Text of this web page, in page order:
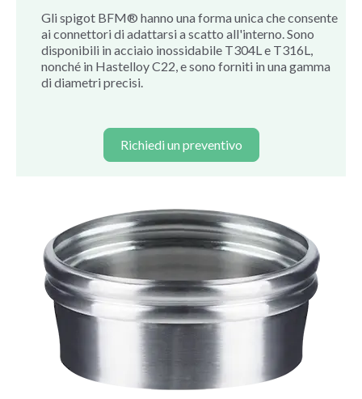
Gli spigot BFM® hanno una forma unica che consente
ai connettori di adattarsi a scatto all'interno. Sono
disponibili in acciaio inossidabile T304L e T316L,
nonché in Hastelloy C22, e sono forniti in una gamma
di diametri precisi.
Richiedi un preventivo